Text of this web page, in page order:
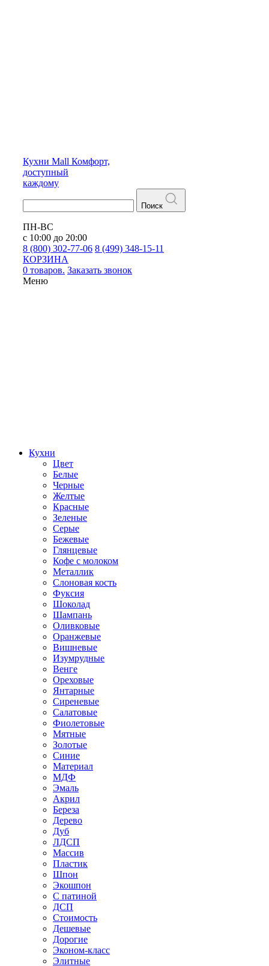
Кухни Mall Комфорт,
доступный
каждому
Поиск
ПН-ВС
с 10:00 до 20:00
8 (800) 302-77-06 8 (499) 348-15-11
КОРЗИНА
0 товаров. Заказать звонок
Меню
Кухни
Цвет
Белые
Черные
Желтые
Красные
Зеленые
Серые
Бежевые
Глянцевые
Кофе с молоком
Металлик
Слоновая кость
Фуксия
Шоколад
Шампань
Оливковые
Оранжевые
Вишневые
Изумрудные
Венге
Ореховые
Янтарные
Сиреневые
Салатовые
Фиолетовые
Мятные
Золотые
Синие
Материал
МДФ
Эмаль
Акрил
Береза
Дерево
Дуб
ЛДСП
Массив
Пластик
Шпон
Экошпон
С патиной
ДСП
Стоимость
Дешевые
Дорогие
Эконом-класс
Элитные